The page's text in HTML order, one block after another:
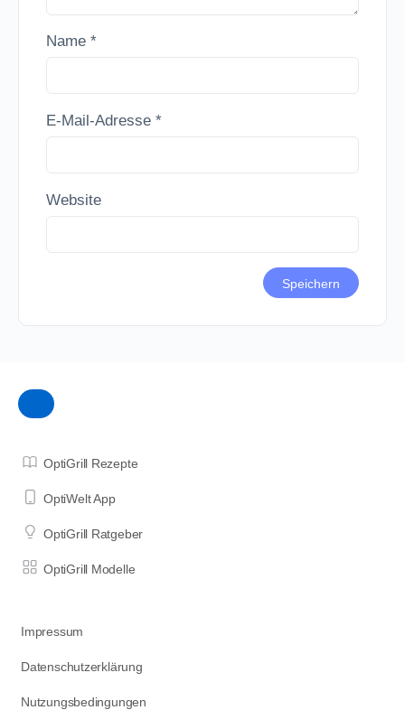
Name *
E-Mail-Adresse *
Website
OptiGrill Rezepte
OptiWelt App
OptiGrill Ratgeber
OptiGrill Modelle
Impressum
Datenschutzerklärung
Nutzungsbedingungen